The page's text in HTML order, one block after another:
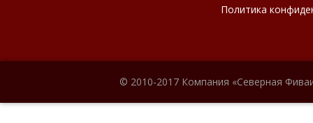
Политика
© 2010-2017 Компания «Северная